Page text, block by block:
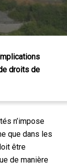
droits de
n’impose
que dans les
être
de manière